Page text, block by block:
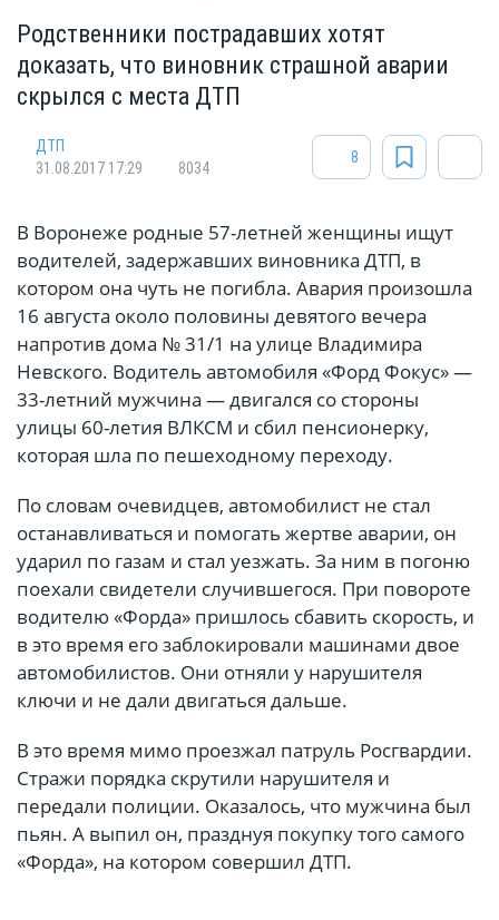
Родственники пострадавших хотят
доказать, что виновник страшной аварии
скрылся с места ДТП
ДТП
31.08.2017 17:29
8034
8
В Воронеже родные 57-летней женщины ищут
водителей, задержавших виновника ДТП, в
котором она чуть не погибла. Авария произошла
16 августа около половины девятого вечера
напротив дома № 31/1 на улице Владимира
Невского. Водитель автомобиля «Форд Фокус» —
33-летний мужчина — двигался со стороны
улицы 60-летия ВЛКСМ и сбил пенсионерку,
которая шла по пешеходному переходу.
По словам очевидцев, автомобилист не стал
останавливаться и помогать жертве аварии, он
ударил по газам и стал уезжать. За ним в погоню
поехали свидетели случившегося. При повороте
водителю «Форда» пришлось сбавить скорость, и
в это время его заблокировали машинами двое
автомобилистов. Они отняли у нарушителя
ключи и не дали двигаться дальше.
В это время мимо проезжал патруль Росгвардии.
Стражи порядка скрутили нарушителя и
передали полиции. Оказалось, что мужчина был
пьян. А выпил он, празднуя покупку того самого
«Форда», на котором совершил ДТП.